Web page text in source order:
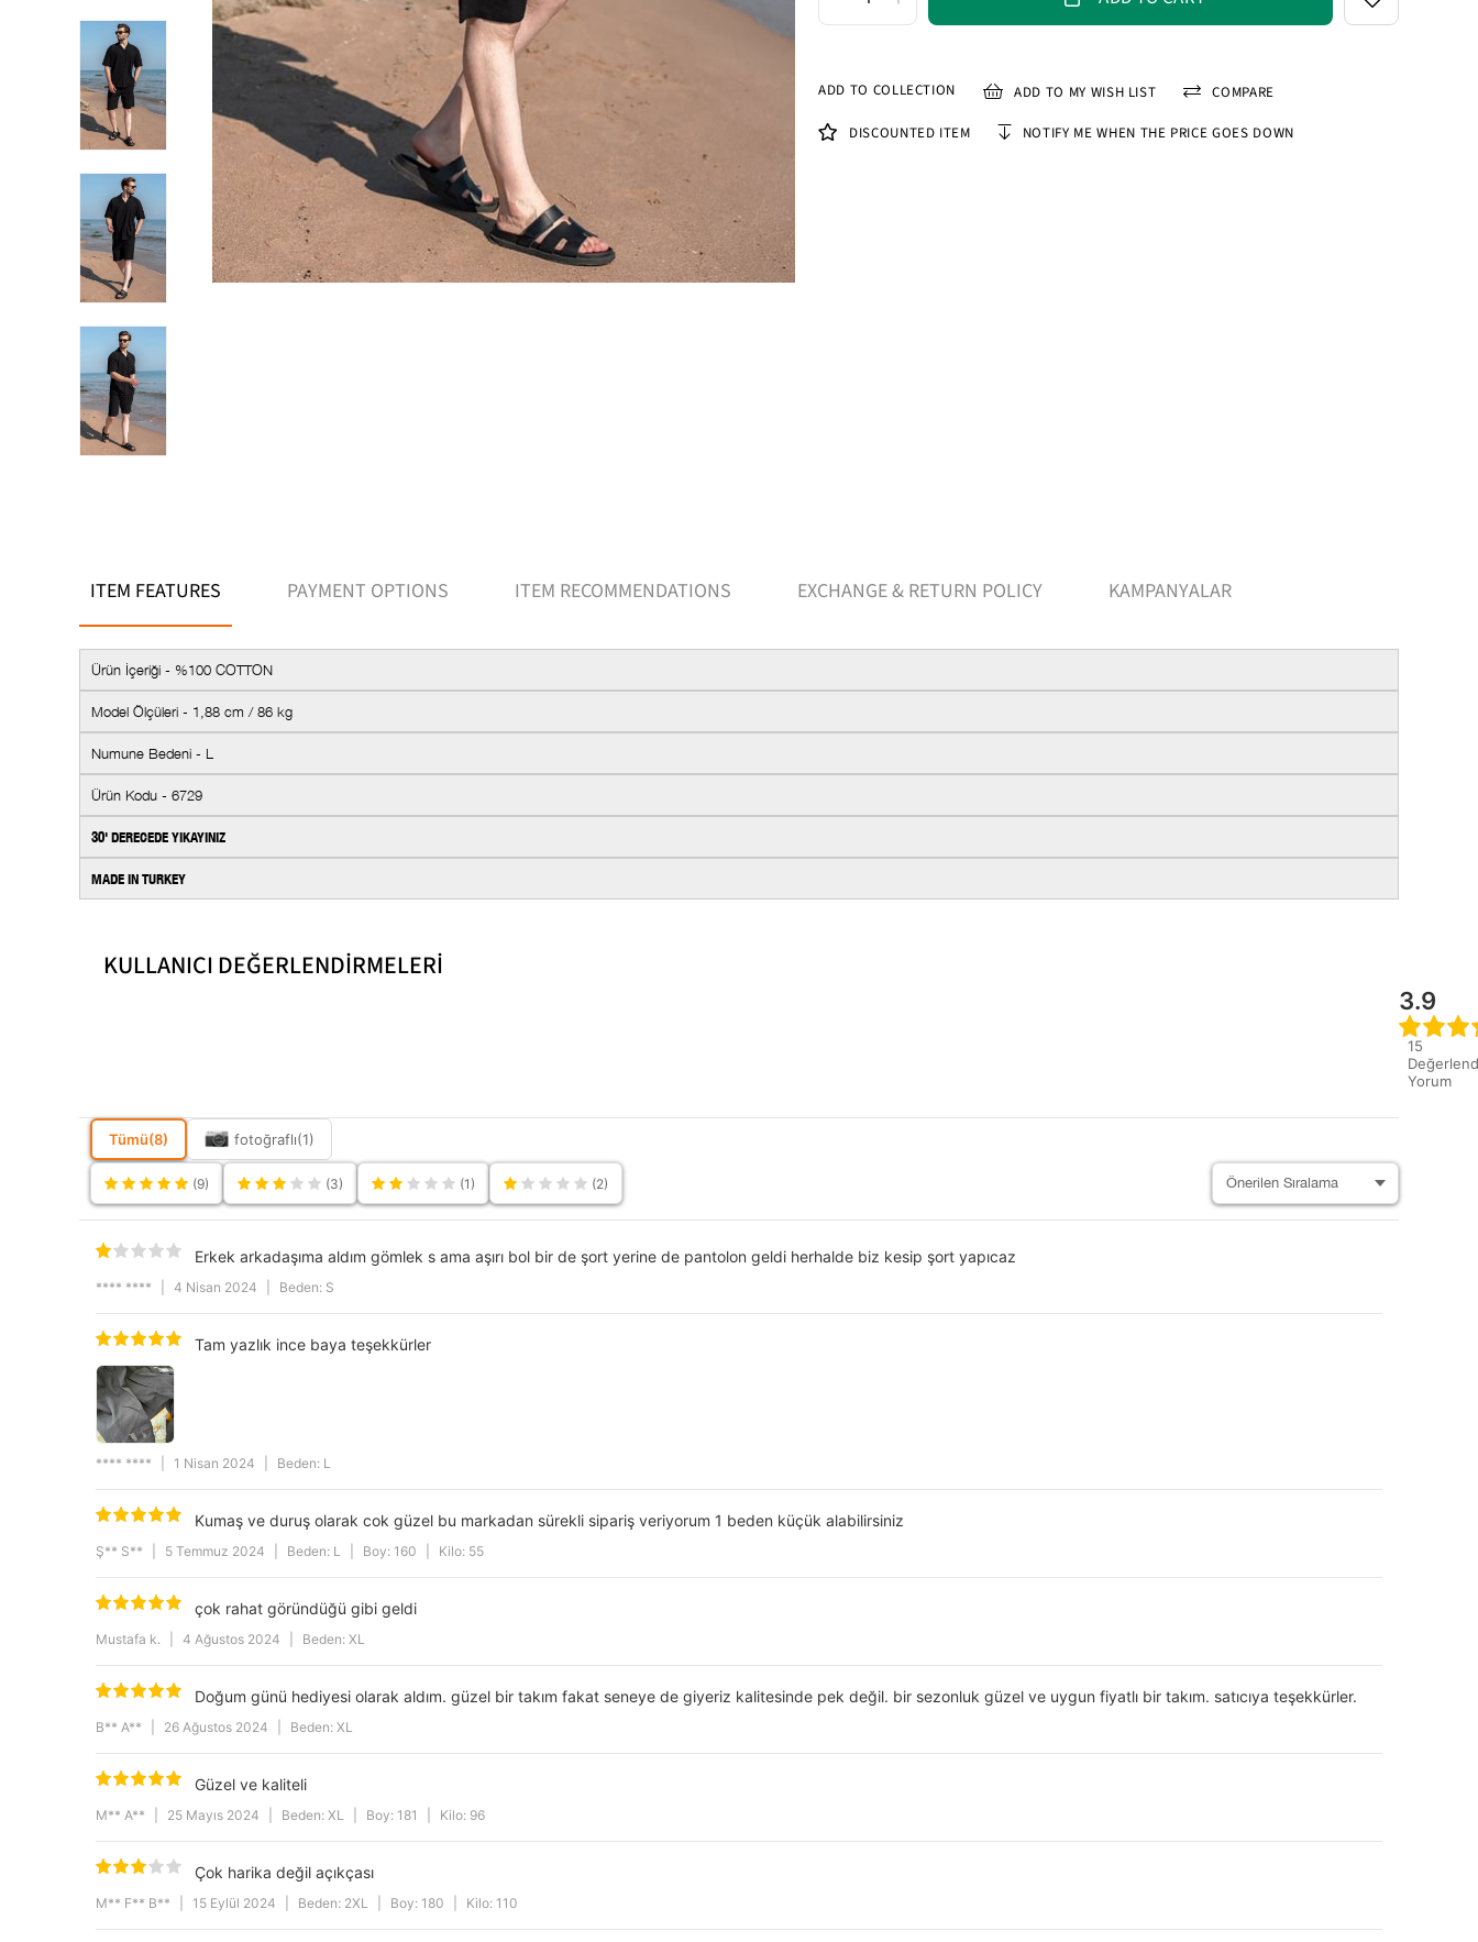
ADD TO COLLECTION ADD TO MY WISH LIST COMPARE
DISCOUNTED ITEM NOTIFY ME WHEN THE PRICE GOES DOWN
ITEM FEATURES PAYMENT OPTIONS ITEM RECOMMENDATIONS EXCHANGE & RETURN POLICY KAMPANYALAR
Ürün İçeriği - %100 COTTON
Model Ölçüleri - 1,88 cm / 86 kg
Numune Bedeni - L
Ürün Kodu - 6729
30' DERECEDE YIKAYINIZ
MADE IN TURKEY
Cep Sayısı
Kol Boyu
Kesim
Rahat Kesim
Cep
Çift
Boy
Standart Standart
Bel
Parça Sayısı
Kullanım Alanı
Kalınlık
Kumaş Tipi
Kapama Şekli
Model
Düz
Kol Tipi
Gender
Men
Product Features
Buttoned Düğme Cep
Drop
KULLANICI DEĞERLENDİRMELERİ
3.9
15
Yorum
Tümü(8) fotoğraflı(1)
(9) (3) (1) (2)
Erkek arkadaşıma aldım gömlek s ama aşırı bol bir de şort yerine de pantolon geldi herhalde biz kesip şort yapıcaz
**** **** 4 Nisan 2024 Beden: S
Tam yazlık ince baya teşekkürler
**** **** 1 Nisan 2024 Beden: L
Kumaş ve duruş olarak cok güzel bu markadan sürekli sipariş veriyorum 1 beden küçük alabilirsiniz
Ş** S** 5 Temmuz 2024 Beden: L Boy: 160 Kilo: 55
çok rahat göründüğü gibi geldi
Mustafa k. 4 Ağustos 2024 Beden: XL
Doğum günü hediyesi olarak aldım. güzel bir takım fakat seneye de giyeriz kalitesinde pek değil. bir sezonluk güzel ve uygun fiyatlı bir takım. satıcıya teşekkürler.
B** A** 26 Ağustos 2024 Beden: XL
Güzel ve kaliteli
M** A** 25 Mayıs 2024 Beden: XL Boy: 181 Kilo: 96
Çok harika değil açıkçası
M** F** B** 15 Eylül 2024 Beden: 2XL Boy: 180 Kilo: 110